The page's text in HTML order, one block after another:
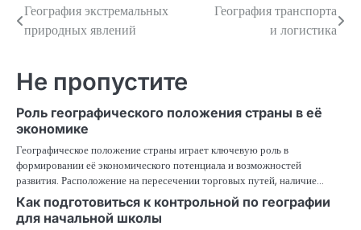
Н
в
и
г
а
ц
и
География экстремальных
природных явлений
География транспорта
и логистика
Не пропустите
Роль географического положения страны в её
экономике
Географическое положение страны играет ключевую роль в
формировании её экономического потенциала и возможностей
развития. Расположение на пересечении торговых путей, наличие…
Как подготовиться к контрольной по географии
для начальной школы